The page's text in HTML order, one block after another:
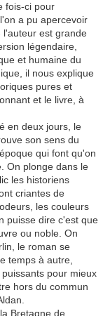
fois-ci pour
a pu apercevoir
l'auteur est grande
légendaire,
et humaine du
il nous explique
pures et
et le livre, à
en deux jours, le
son sens du
qui font qu'on
On plonge dans le
les historiens
criantes de
les couleurs
puisse dire c'est que
ou noble. On
le roman se
temps à autre,
pour mieux
hors du commun
Bretagne de